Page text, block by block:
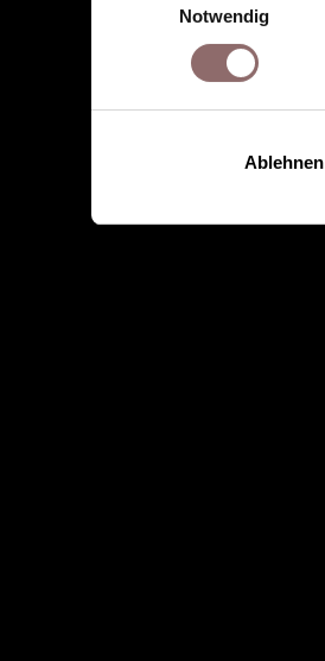
hale-club.com
hale-now.com
Notwendig
Ablehnen